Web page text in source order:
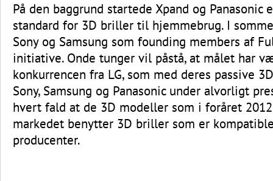
På den baggrund startede Xpand og Panasonic
standard for 3D briller til hjemmebrug. I
Sony og Samsung som founding members af
initiative. Onde tunger vil påstå, at målet har
konkurrencen fra LG, som med deres passive
Sony, Samsung og Panasonic under alvorligt
hvert fald at de 3D modeller som i foråret
markedet benytter 3D briller som er
producenter.